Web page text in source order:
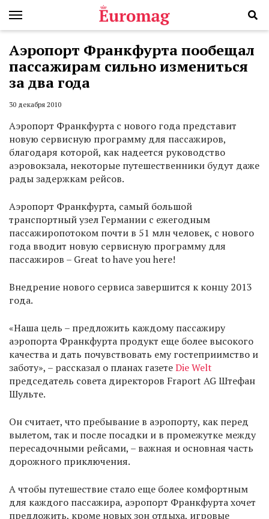
Аэропорт Франкфурта пообещал
пассажирам сильно измениться
за два года
30 декабря 2010
Аэропорт Франкфурта с нового года представит
новую сервисную программу для пассажиров,
благодаря которой, как надеется руководство
аэровокзала, некоторые путешественники будут даже
рады задержкам рейсов.
Аэропорт Франкфурта, самый большой
транспортный узел Германии с ежегодным
пассажиропотоком почти в 51 млн человек, с нового
года вводит новую сервисную программу для
пассажиров – Great to have you here!
Внедрение нового сервиса завершится к концу 2013
года.
«Наша цель – предложить каждому пассажиру
аэропорта Франкфурта продукт еще более высокого
качества и дать почувствовать ему гостеприимство и
заботу», – рассказал о планах газетеDie Welt
председатель совета директоров Fraport AG Штефан
Шульте.
Он считает, что пребывание в аэропорту, как перед
вылетом, так и после посадки и в промежутке между
пересадочными рейсами, – важная и основная часть
дорожного приключения.
А чтобы путешествие стало еще более комфортным
для каждого пассажира, аэропорт Франкфурта хочет
предложить, кроме новых зон отдыха, игровые